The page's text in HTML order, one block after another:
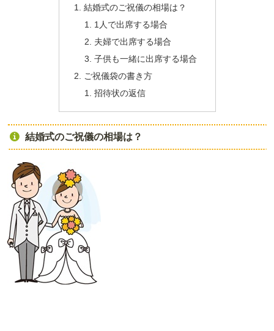
結婚式のご祝儀の相場は？
1人で出席する場合
夫婦で出席する場合
子供も一緒に出席する場合
ご祝儀袋の書き方
招待状の返信
結婚式のご祝儀の相場は？